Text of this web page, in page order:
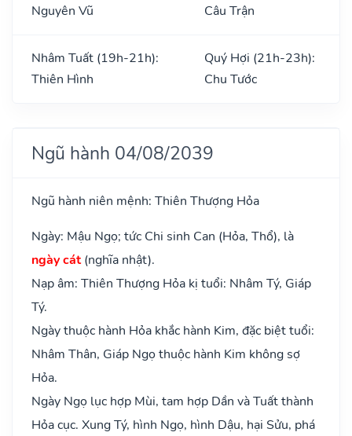
Nguyên Vũ
Câu Trận
Nhâm Tuất (19h-21h):
Thiên Hình
Quý Hợi (21h-23h):
Chu Tước
Ngũ hành 04/08/2039
Ngũ hành niên mệnh: Thiên Thượng Hỏa
Ngày: Mậu Ngọ; tức Chi sinh Can (Hỏa, Thổ), là
ngày cát(nghĩa nhật).
Nạp âm: Thiên Thượng Hỏa kị tuổi: Nhâm Tý, Giáp
Tý.
Ngày thuộc hành Hỏa khắc hành Kim, đặc biệt tuổi:
Nhâm Thân, Giáp Ngọ thuộc hành Kim không sợ
Hỏa.
Ngày Ngọ lục hợp Mùi, tam hợp Dần và Tuất thành
Hỏa cục. Xung Tý, hình Ngọ, hình Dậu, hại Sửu, phá